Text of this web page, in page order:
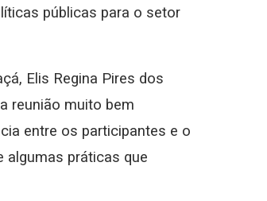
públicas para o setor
Elis Regina Pires dos
reunião muito bem
entre os participantes e o
práticas que